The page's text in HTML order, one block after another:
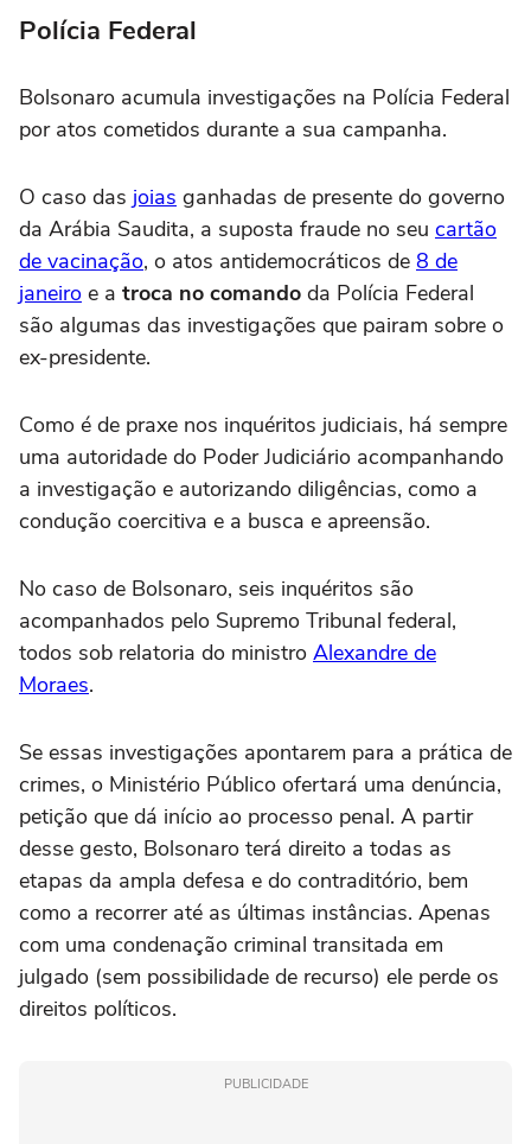
Polícia Federal
Bolsonaro acumula investigações na Polícia Federal
por atos cometidos durante a sua campanha.
O caso das joias ganhadas de presente do governo
da Arábia Saudita, a suposta fraude no seu cartão
de vacinação, o atos antidemocráticos de 8 de
janeiro e a troca no comando da Polícia Federal
são algumas das investigações que pairam sobre o
ex-presidente.
Como é de praxe nos inquéritos judiciais, há sempre
uma autoridade do Poder Judiciário acompanhando
a investigação e autorizando diligências, como a
condução coercitiva e a busca e apreensão.
No caso de Bolsonaro, seis inquéritos são
acompanhados pelo Supremo Tribunal federal,
todos sob relatoria do ministro Alexandre de
Moraes.
Se essas investigações apontarem para a prática de
crimes, o Ministério Público ofertará uma denúncia,
petição que dá início ao processo penal. A partir
desse gesto, Bolsonaro terá direito a todas as
etapas da ampla defesa e do contraditório, bem
como a recorrer até as últimas instâncias. Apenas
com uma condenação criminal transitada em
julgado (sem possibilidade de recurso) ele perde os
direitos políticos.
PUBLICIDADE